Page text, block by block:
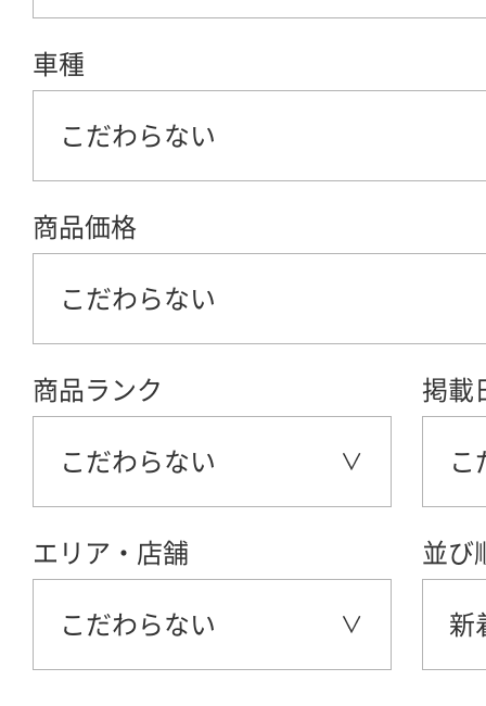
車種
こだわらない
商品価格
こだわらない
商品ランク
こだわらない
掲載
こ
エリア・店舗
こだわらない
並び
新